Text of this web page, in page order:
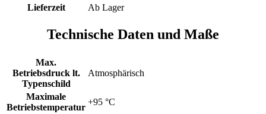
Lieferzeit
Ab Lager
Technische Daten und Maße
Max.
Betriebsdruck lt.
Typenschild
Atmosphärisch
Maximale
Betriebstemperatur
+95 °C